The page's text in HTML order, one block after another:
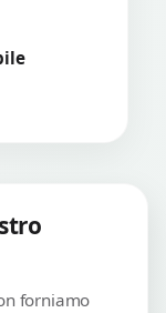
forniamo